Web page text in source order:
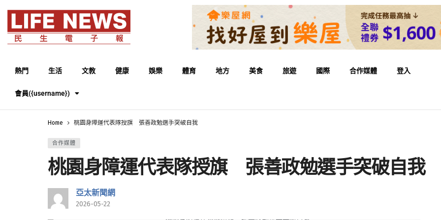
熱門 生活 文教 健康 娛樂 體育 地方 美食 旅遊 國際 合作媒體 登入
會員({username})
Home 桃園身障運代表隊授旗 張善政勉選手突破自我
合作媒體
桃園身障運代表隊授旗 張善政勉選手突破自我
亞太新聞網
2026-05-22